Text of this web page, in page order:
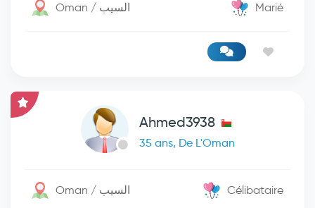
Oman / السيب Marié
Ahmed3938
35 ans, De L'Oman
Oman / السيب Célibataire